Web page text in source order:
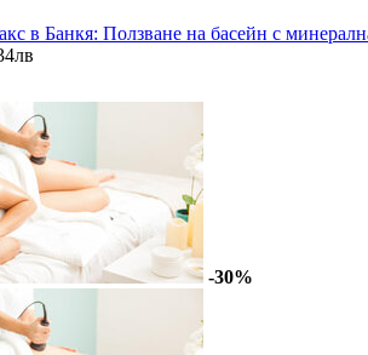
в Банкя: Ползване на басейн с
-30%